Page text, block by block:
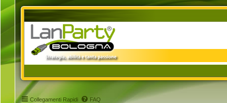
Collegamenti Rapidi FAQ